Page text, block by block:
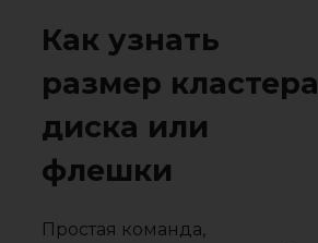
Как узнать
размер кластера
диска или
флешки
Простая команда,